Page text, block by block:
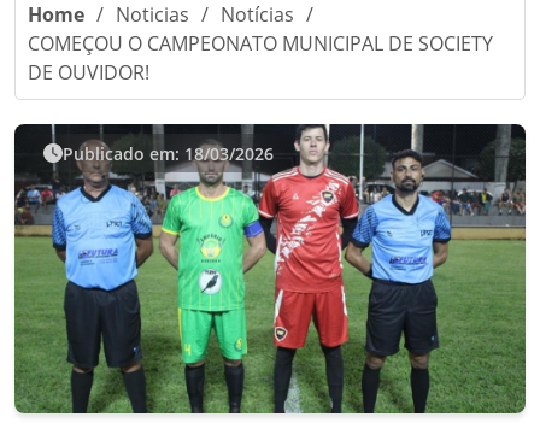
Home / Noticias / Notícias /
COMEÇOU O CAMPEONATO MUNICIPAL DE SOCIETY
DE OUVIDOR!
Publicado em: 18/03/2026